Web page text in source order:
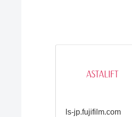
ls-jp.fujifilm.com